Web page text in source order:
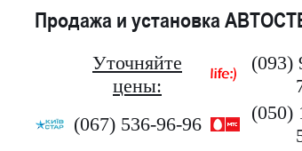
Продажа и установка
Уточняйте
цены:
(093)
(067) 536-96-96
(050)